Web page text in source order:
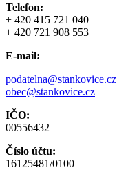
Telefon:
+ 420 415 721 040
+ 420 721 908 553
E-mail:
podatelna@stankovice.cz
obec@stankovice.cz
IČO:
00556432
Číslo účtu:
16125481/0100